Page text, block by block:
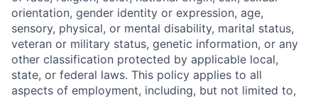
orientation, gender identity or expression, age,
sensory, physical, or mental disability, marital status,
veteran or military status, genetic information, or any
other classification protected by applicable local,
state, or federal laws. This policy applies to all
aspects of employment, including, but not limited to,